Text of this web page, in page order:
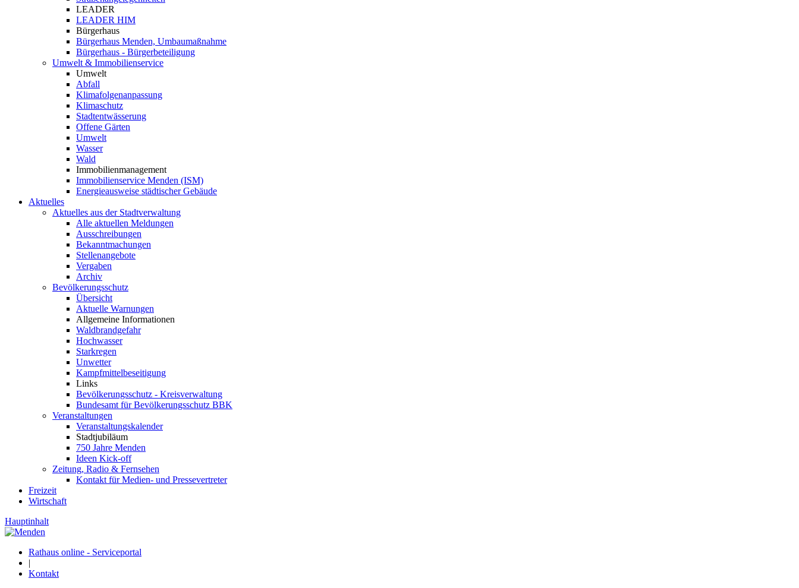
LEADER
LEADER HIM
Bürgerhaus
Bürgerhaus Menden, Umbaumaßnahme
Bürgerhaus - Bürgerbeteiligung
Umwelt & Immobilienservice
Umwelt
Abfall
Klimafolgenanpassung
Klimaschutz
Stadtentwässerung
Offene Gärten
Umwelt
Wasser
Wald
Immobilienmanagement
Immobilienservice Menden (ISM)
Energieausweise städtischer Gebäude
Aktuelles
Aktuelles aus der Stadtverwaltung
Alle aktuellen Meldungen
Ausschreibungen
Bekanntmachungen
Stellenangebote
Vergaben
Archiv
Bevölkerungsschutz
Übersicht
Aktuelle Warnungen
Allgemeine Informationen
Waldbrandgefahr
Hochwasser
Starkregen
Unwetter
Kampfmittelbeseitigung
Links
Bevölkerungsschutz - Kreisverwaltung
Bundesamt für Bevölkerungsschutz BBK
Veranstaltungen
Veranstaltungskalender
Stadtjubiläum
750 Jahre Menden
Ideen Kick-off
Zeitung, Radio & Fernsehen
Kontakt für Medien- und Pressevertreter
Freizeit
Wirtschaft
Hauptinhalt
Rathaus online - Serviceportal
|
Kontakt